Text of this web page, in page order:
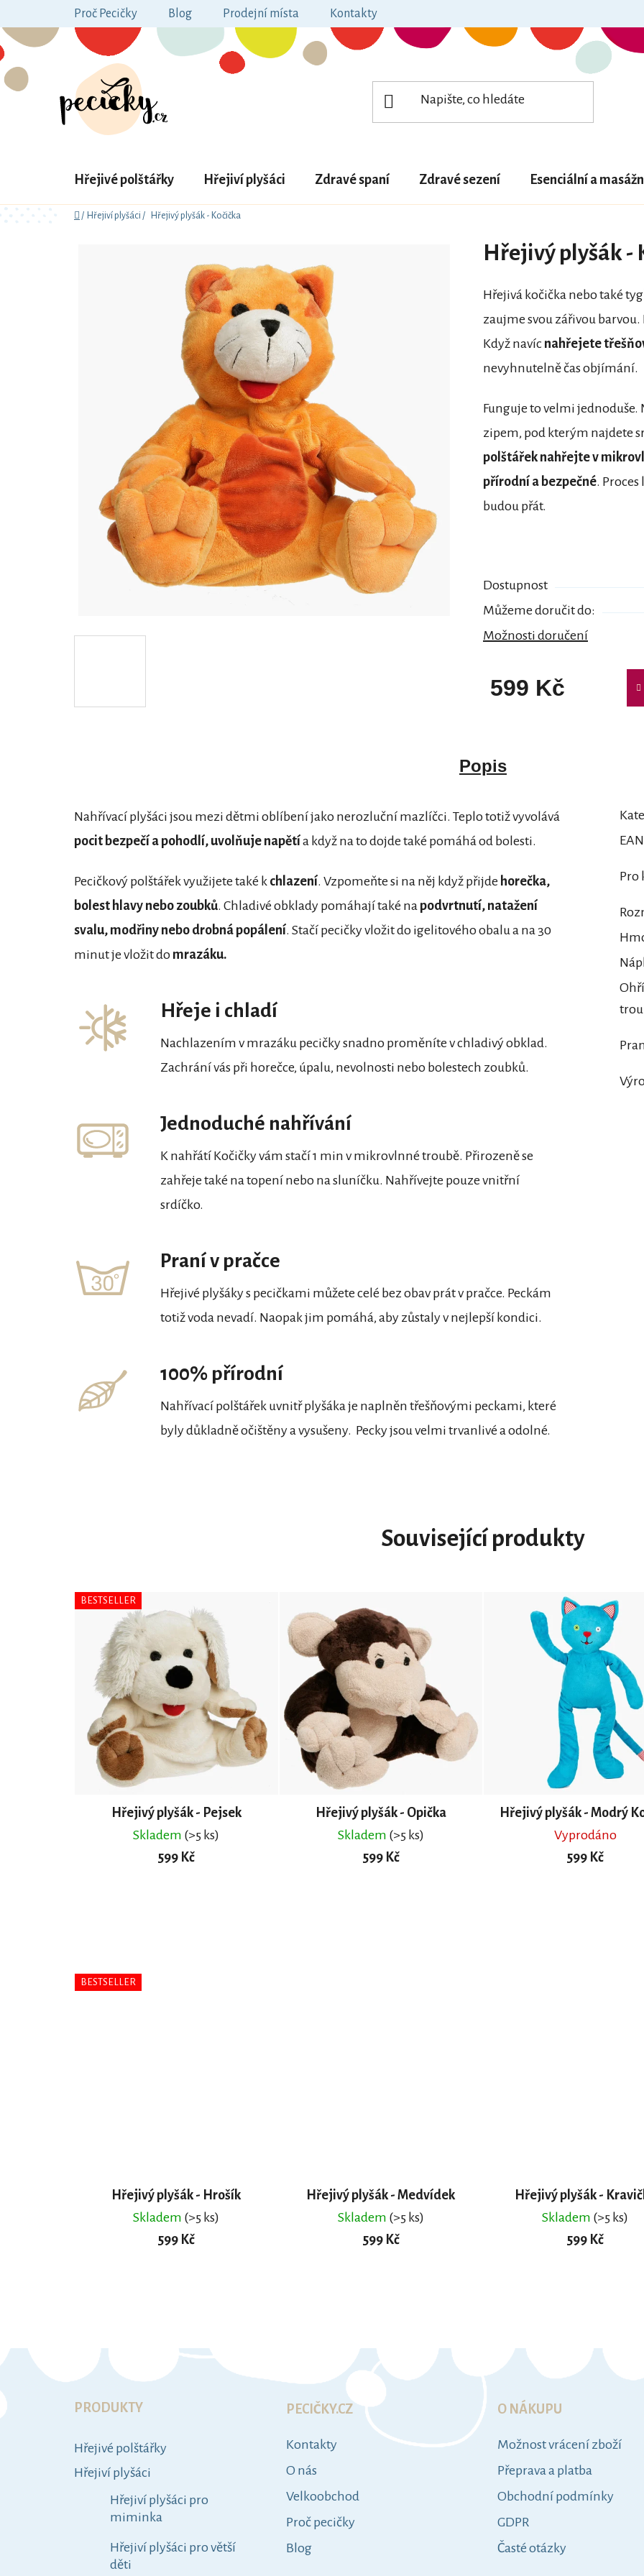
na
obsah
Proč Pecičky Blog Prodejní místa Kontakty
Hřejivé polštářky Hřejiví plyšáci Zdravé spaní Zdravé sezení Esenciální a
Domů
/ Hřejiví plyšáci / Hřejivý plyšák - Kočička
Hřejivý plyšák -
Hřejivá kočička nebo také
zaujme svou zářivou
Když navíc nahřejete
nevyhnutelně čas objímání.
Funguje to velmi jednoduše.
zipem, pod kterým najdete
polštářek nahřejte v
přírodní a bezpečné.
budou přát.
Dostupnost
Můžeme doručit do:
Možnosti doručení
599 Kč
Popis
Nahřívací plyšáci jsou mezi dětmi oblíbení jako nerozluční mazlíčci. Teplo totiž vyvolává
pocit bezpečí a pohodlí, uvolňuje napětí a když na to dojde také pomáhá od bolesti.
Pecičkový polštářek využijete také k chlazení. Vzpomeňte si na něj když přijde horečka,
bolest hlavy nebo zoubků. Chladivé obklady pomáhají také na podvrtnutí, natažení
svalu, modřiny nebo drobná popálení. Stačí pecičky vložit do igelitového obalu a na 30
minut je vložit do mrazáku.
Hřeje i chladí
Nachlazením v mrazáku pecičky snadno proměníte v chladivý obklad.
Zachrání vás při horečce, úpalu, nevolnosti nebo bolestech zoubků.
Jednoduché nahřívání
K nahřátí Kočičky vám stačí 1 min v mikrovlnné troubě. Přirozeně se
zahřeje také na topení nebo na sluníčku. Nahřívejte pouze vnitřní
srdíčko.
Praní v pračce
Hřejivé plyšáky s pecičkami můžete celé bez obav prát v pračce. Peckám
totiž voda nevadí. Naopak jim pomáhá, aby zůstaly v nejlepší kondici.
100% přírodní
Nahřívací polštářek uvnitř plyšáka je naplněn třešňovými peckami, které
byly důkladně očištěny a vysušeny. Pecky jsou velmi trvanlivé a odolné.
EAN
Pro
Související produkty
BESTSELLER
Hřejivý plyšák - Pejsek
Skladem (>5 ks)
599 Kč
Hřejivý plyšák - Opička
Skladem (>5 ks)
599 Kč
Hřejivý plyšák - Modrý
Vyprodáno
599 Kč
BESTSELLER
Hřejivý plyšák - Hrošík
Skladem (>5 ks)
599 Kč
Hřejivý plyšák - Medvídek
Skladem (>5 ks)
599 Kč
Hřejivý plyšák -
Skladem (>5 ks)
599 Kč
á
p
kategorie
a
g
o
r
Hřejivé polštářky
Hřejiví plyšáci
Hřejiví plyšáci pro
miminka
Hřejiví plyšáci pro větší
děti
PECIČKY.CZ
Kontakty
O nás
Velkoobchod
Proč pecičky
Blog
O NÁKUPU
Možnost vrácení zboží
Přeprava a platba
Obchodní podmínky
GDPR
Časté otázky